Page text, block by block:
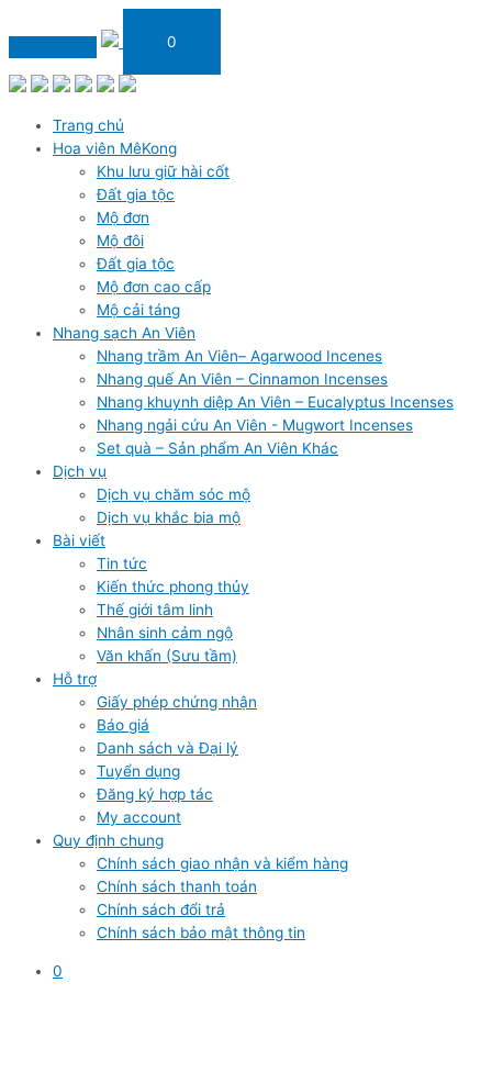
0
Trang chủ
Hoa viên MêKong
Khu lưu giữ hài cốt
Đất gia tộc
Mộ đơn
Mộ đôi
Đất gia tộc
Mộ đơn cao cấp
Mộ cải táng
Nhang sạch An Viên
Nhang trầm An Viên– Agarwood Incenes
Nhang quế An Viên – Cinnamon Incenses
Nhang khuynh diệp An Viên – Eucalyptus Incenses
Nhang ngải cứu An Viên - Mugwort Incenses
Set quà – Sản phẩm An Viên Khác
Dịch vụ
Dịch vụ chăm sóc mộ
Dịch vụ khắc bia mộ
Bài viết
Tin tức
Kiến thức phong thủy
Thế giới tâm linh
Nhân sinh cảm ngộ
Văn khấn (Sưu tầm)
Hỗ trợ
Giấy phép chứng nhận
Báo giá
Danh sách và Đại lý
Tuyển dụng
Đăng ký hợp tác
My account
Quy định chung
Chính sách giao nhận và kiểm hàng
Chính sách thanh toán
Chính sách đổi trả
Chính sách bảo mật thông tin
0
to
content
Khuynh
diệp
An
a